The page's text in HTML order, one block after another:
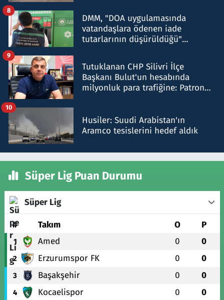
DMM, "DOA uygulamasında
vatandaşlara ödenen iade
tutarlarının düşürüldüğü"
8
Tutuklanan CHP Silivri İlçe
Başkanı Bulut'un hesabında
milyonluk para trafiğine: Patron
9
Husiler: Suudi Arabistan'ın
Aramco tesislerini hedef aldık
10
Süper Lig Puan Durumu
Süper Lig
# Takım O P
1 Amed 0 0
2 Erzurumspor FK 0 0
3 Başakşehir 0 0
4 Kocaelispor 0 0